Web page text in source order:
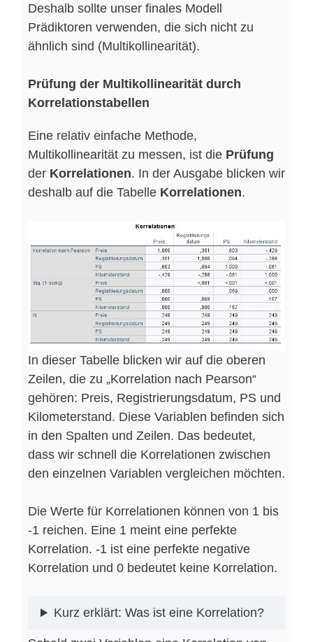
Deshalb sollte unser finales Modell
Prädiktoren verwenden, die sich nicht zu
ähnlich sind (Multikollinearität).
Prüfung der Multikollinearität durch
Korrelationstabellen
Eine relativ einfache Methode,
Multikollinearität zu messen, ist die Prüfung
der Korrelationen. In der Ausgabe blicken wir
deshalb auf die Tabelle Korrelationen.
In dieser Tabelle blicken wir auf die oberen
Zeilen, die zu „Korrelation nach Pearson“
gehören: Preis, Registrierungsdatum, PS und
Kilometerstand. Diese Variablen befinden sich
in den Spalten und Zeilen. Das bedeutet,
dass wir schnell die Korrelationen zwischen
den einzelnen Variablen vergleichen möchten.
Die Werte für Korrelationen können von 1 bis
-1 reichen. Eine 1 meint eine perfekte
Korrelation. -1 ist eine perfekte negative
Korrelation und 0 bedeutet keine Korrelation.
Kurz erklärt: Was ist eine Korrelation?